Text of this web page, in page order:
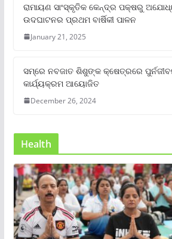
ରାମାୟଣ ସାଂସ୍କୃତିକ କେନ୍ଦ୍ର ପକ୍ଷରୁ
ଉଦଘାଟନର ପ୍ରଥମ ବାର୍ଷିକୀ ପାଳନ
January 21, 2025
ସମ୍‌ରେ ନବଜାତ ଶିଶୁଙ୍କ କ୍ଷେତ୍ରରେ
କାର୍ଯ୍ୟକ୍ରମ ଆୟୋଜିତ
December 26, 2024
Health